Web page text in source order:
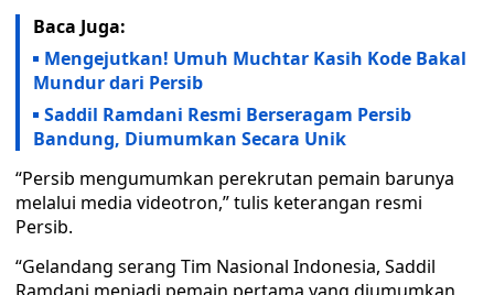
Baca Juga:
Mengejutkan! Umuh Muchtar Kasih Kode Bakal
Mundur dari Persib
Saddil Ramdani Resmi Berseragam Persib
Bandung, Diumumkan Secara Unik
“Persib mengumumkan perekrutan pemain barunya
melalui media videotron,” tulis keterangan resmi
Persib.
“Gelandang serang Tim Nasional Indonesia, Saddil